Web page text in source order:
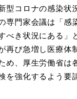
型コロナの感染状
専門家会議は「感
べき状況にある」
再び急増し医療体
め、厚生労働省は
を強化するよう要